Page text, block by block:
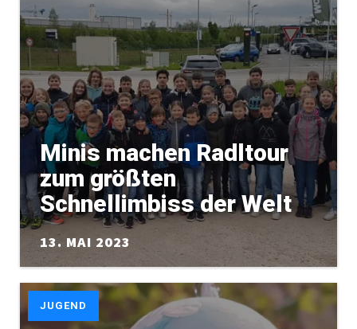
Minis machen Radltour
zum größten
Schnellimbiss der Welt
13. MAI 2023
JUGEND